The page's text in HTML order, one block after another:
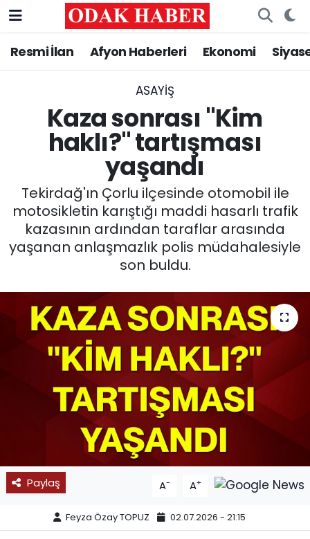
Resmi İlan Afyon Haberleri Ekonomi
ASAYİŞ
Kaza sonrası "Kim
haklı?" tartışması
yaşandı
Tekirdağ'ın Çorlu ilçesinde otomobil ile
motosikletin karıştığı maddi hasarlı trafik
kazasının ardından taraflar arasında
yaşanan anlaşmazlık polis müdahalesiyle
son buldu.
Paylaş A- A+
Feyza Özay TOPUZ 02.07.2026 - 21:15
AFYONKARAHİSAR HABERLERİ
ASAYİŞ
SİYASET
EĞİTİM
SPOR
11:11 MANŞET
Nöbetçi Eczaneler
Trafik Durumu
Süper Lig Puan Durumu ve Fikstür
Tüm Manşetler
Son Dakika Haberleri